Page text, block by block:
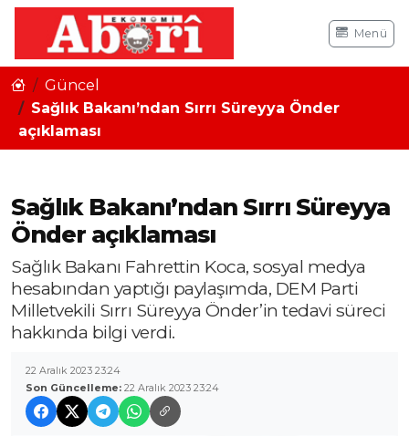
Menü
Güncel
Sağlık Bakanı’ndan Sırrı Süreyya Önder
açıklaması
Sağlık Bakanı’ndan Sırrı Süreyya
Önder açıklaması
Sağlık Bakanı Fahrettin Koca, sosyal medya
hesabından yaptığı paylaşımda, DEM Parti
Milletvekili Sırrı Süreyya Önder’in tedavi süreci
hakkında bilgi verdi.
22 Aralık 2023 23:24
Son Güncelleme: 22 Aralık 2023 23:24